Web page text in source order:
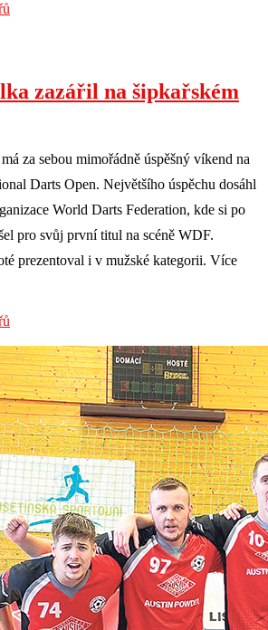
zazářil na šipkařském
za sebou mimořádně úspěšný víkend na
Darts Open. Největšího úspěchu dosáhl
World Darts Federation, kde si po
pro svůj první titul na scéně WDF.
prezentoval i v mužské kategorii. Více